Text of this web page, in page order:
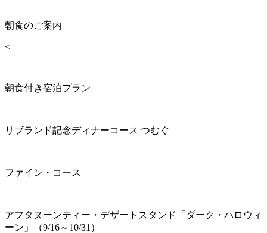
朝食のご案内
<
朝食付き宿泊プラン
リブランド記念ディナーコース つむぐ
ファイン・コース
アフタヌーンティー・デザートスタンド「ダーク・ハロウィ
ーン」（9/16～10/31）